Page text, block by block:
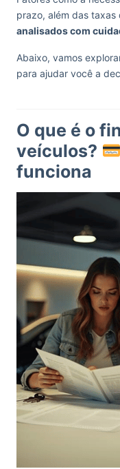
prazo, além das taxas
analisados com
Abaixo, vamos
para ajudar você a
O que é o
veículos?
funciona